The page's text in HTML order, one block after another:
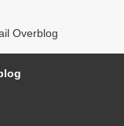
Overblog